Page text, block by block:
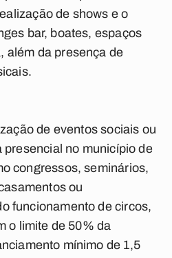
de shows e o
bar, boates, espaços
, além da presença de
de eventos sociais ou
no município de
congressos, seminários,
ou
funcionamento de circos,
o limite de 50% da
mínimo de 1,5